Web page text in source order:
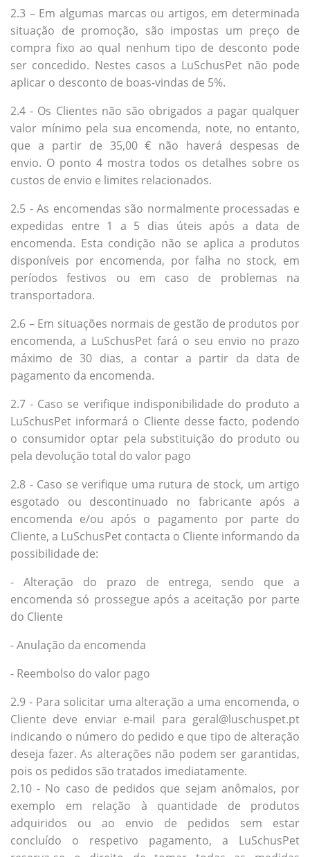
2.3 – Em algumas marcas ou artigos, em determinada
situação de promoção, são impostas um preço de
compra fixo ao qual nenhum tipo de desconto pode
ser concedido. Nestes casos a LuSchusPet não pode
aplicar o desconto de boas-vindas de 5%.
2.4 - Os Clientes não são obrigados a pagar qualquer
valor mínimo pela sua encomenda, note, no entanto,
que a partir de 35,00 € não haverá despesas de
envio. O ponto 4 mostra todos os detalhes sobre os
custos de envio e limites relacionados.
2.5 - As encomendas são normalmente processadas e
expedidas entre 1 a 5 dias úteis após a data de
encomenda. Esta condição não se aplica a produtos
disponíveis por encomenda, por falha no stock, em
períodos festivos ou em caso de problemas na
transportadora.
2.6 – Em situações normais de gestão de produtos por
encomenda, a LuSchusPet fará o seu envio no prazo
máximo de 30 dias, a contar a partir da data de
pagamento da encomenda.
2.7 - Caso se verifique indisponibilidade do produto a
LuSchusPet informará o Cliente desse facto, podendo
o consumidor optar pela substituição do produto ou
pela devolução total do valor pago
2.8 - Caso se verifique uma rutura de stock, um artigo
esgotado ou descontinuado no fabricante após a
encomenda e/ou após o pagamento por parte do
Cliente, a LuSchusPet contacta o Cliente informando da
possibilidade de:
- Alteração do prazo de entrega, sendo que a
encomenda só prossegue após a aceitação por parte
do Cliente
- Anulação da encomenda
- Reembolso do valor pago
2.9 - Para solicitar uma alteração a uma encomenda, o
Cliente deve enviar e-mail para geral@luschuspet.pt
indicando o número do pedido e que tipo de alteração
deseja fazer. As alterações não podem ser garantidas,
pois os pedidos são tratados imediatamente.
2.10 - No caso de pedidos que sejam anômalos, por
exemplo em relação à quantidade de produtos
adquiridos ou ao envio de pedidos sem estar
concluído o respetivo pagamento, a LuSchusPet